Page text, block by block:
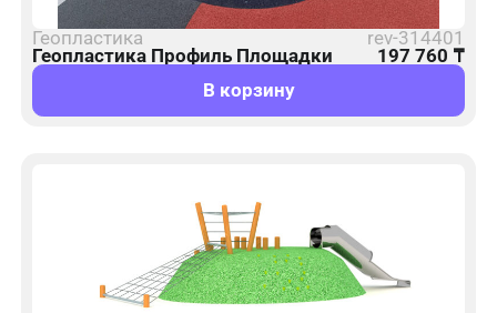
Геопластика
rev-314401
Геопластика Профиль Площадки
197 760 ₸
В корзину